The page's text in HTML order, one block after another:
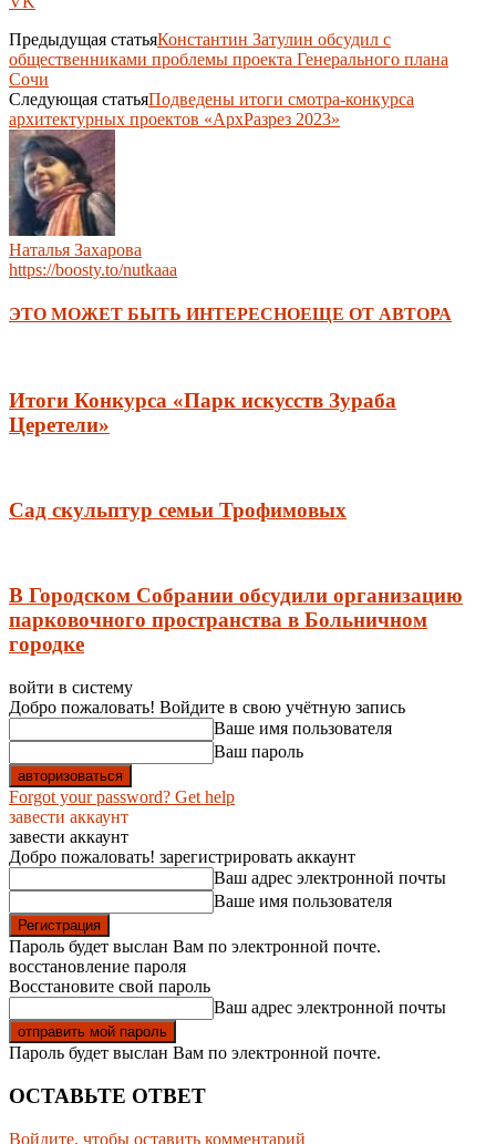
Предыдущая статьяКонстантин Затулин обсудил с
общественниками проблемы проекта Генерального плана
Сочи
Следующая статьяПодведены итоги смотра-конкурса
архитектурных проектов «АрхРазрез 2023»
Наталья Захарова
https://boosty.to/nutkaaa
ЭТО МОЖЕТ БЫТЬ ИНТЕРЕСНОЕЩЕ ОТ АВТОРА
Итоги Конкурса «Парк искусств Зураба
Церетели»
Сад скульптур семьи Трофимовых
В Городском Собрании обсудили организацию
парковочного пространства в Больничном
городке
войти в систему
Добро пожаловать! Войдите в свою учётную запись
Ваше имя пользователя
Ваш пароль
Forgot your password? Get help
завести аккаунт
завести аккаунт
Добро пожаловать! зарегистрировать аккаунт
Ваш адрес электронной почты
Ваше имя пользователя
Пароль будет выслан Вам по электронной почте.
восстановление пароля
Восстановите свой пароль
Ваш адрес электронной почты
Пароль будет выслан Вам по электронной почте.
ОСТАВЬТЕ ОТВЕТ
Войдите, чтобы оставить комментарий